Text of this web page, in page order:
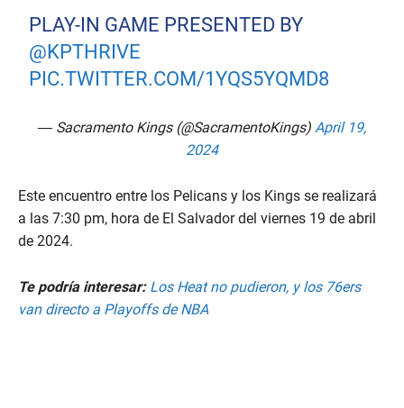
PLAY-IN GAME PRESENTED BY
@KPTHRIVE
PIC.TWITTER.COM/1YQS5YQMD8
— Sacramento Kings (@SacramentoKings) April 19,
2024
Este encuentro entre los Pelicans y los Kings se realizará
a las 7:30 pm, hora de El Salvador del viernes 19 de abril
de 2024.
Te podría interesar: Los Heat no pudieron, y los 76ers
van directo a Playoffs de NBA